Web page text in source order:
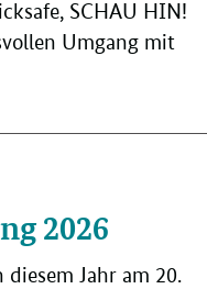
SCHAU HIN!
Umgang mit
2026
Jahr am 20.